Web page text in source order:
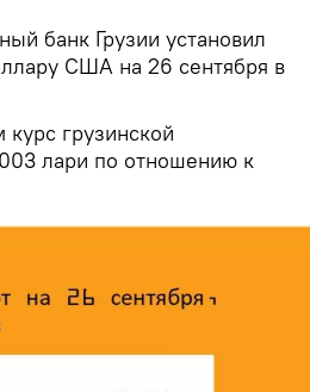
банк Грузии установил
США на 26 сентября в
грузинской
лари по отношению к